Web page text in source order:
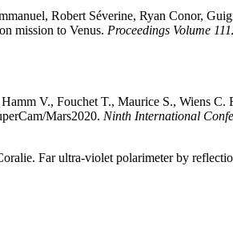
, Robert Séverine, Ryan Conor,
mission to Venus. Proceedings Volume
Hamm V., Fouchet T., Maurice S., Wiens C.
Mars2020. Ninth International
. Far ultra-violet polarimeter by